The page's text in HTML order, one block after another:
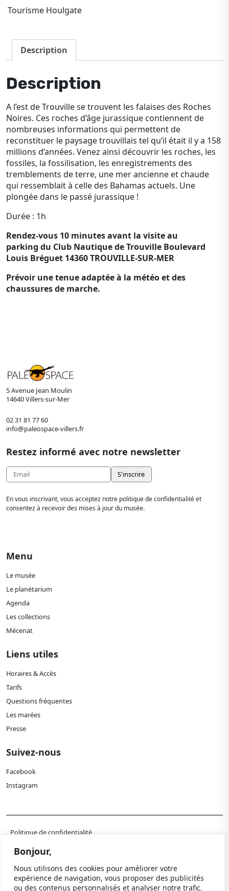
Bonjour,
Nous utilisons des cookies pour améliorer votre
expérience de navigation, vous proposer des publicités
ou des contenus personnalisés et analyser notre trafic.
Côtes
aux
Roches
(Trouville)
Tourisme Houlgate
Description
Description
A l’est de Trouville se trouvent les falaises des Roches
Noires. Ces roches d’âge jurassique contiennent de
nombreuses informations qui permettent de
reconstituer le paysage trouvillais tel qu’il était il y a 158
millions d’années. Venez ainsi découvrir les roches, les
fossiles, la fossilisation, les enregistrements des
tremblements de terre, une mer ancienne et chaude
qui ressemblait à celle des Bahamas actuels. Une
plongée dans le passé jurassique !
Durée : 1h
Rendez-vous 10 minutes avant la visite au
parking du Club Nautique de Trouville Boulevard
Louis Bréguet 14360 TROUVILLE-SUR-MER
Prévoir une tenue adaptée à la météo et des
chaussures de marche.
5 Avenue Jean Moulin
14640 Villers-sur-Mer
02 31 81 77 60
info@paleospace-villers.fr
Restez informé avec notre newsletter
En vous inscrivant, vous acceptez notre politique de confidentialité et
consentez à recevoir des mises à jour du musée.
Menu
Le musée
Le planétarium
Agenda
Les collections
Mécenat
Liens utiles
Horaires & Accès
Tarifs
Questions fréquentes
Les marées
Presse
Suivez-nous
Facebook
Instagram
© 2024 Paléospace. Tous droits réservés.
Politique de confidentialité
Mentions légales